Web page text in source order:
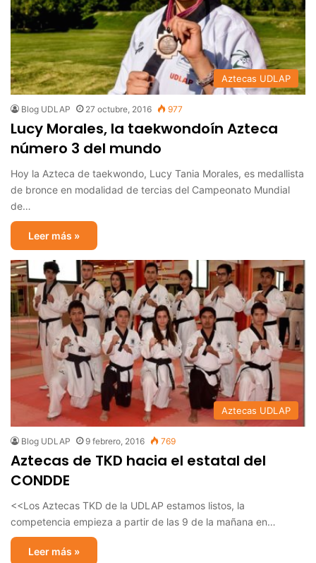
Aztecas UDLAP
Blog UDLAP 27 octubre, 2016 977
Lucy Morales, la taekwondoín Azteca
número 3 del mundo
Hoy la Azteca de taekwondo, Lucy Tania Morales, es medallista
de bronce en modalidad de tercias del Campeonato Mundial
de…
Leer más »
Aztecas UDLAP
Blog UDLAP 9 febrero, 2016 769
Aztecas de TKD hacia el estatal del
CONDDE
<<Los Aztecas TKD de la UDLAP estamos listos, la
competencia empieza a partir de las 9 de la mañana en…
Leer más »